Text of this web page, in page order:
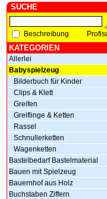
SUCHE
Beschreibung
KATEGORIEN
Allerlei
Babyspielzeug
Bilderbuch für Kinder
Clips & Klett
Greifen
Greiflinge & Ketten
Rassel
Schnullerketten
Wagenketten
Bastelbedarf Bastelmaterial
Bauen mit Spielzeug
Bauernhof aus Holz
Buchstaben Ziffern